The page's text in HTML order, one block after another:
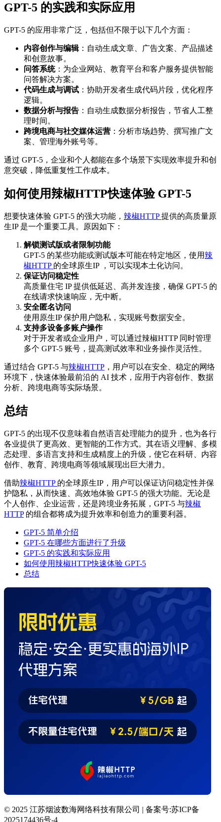
GPT-5 的实践和实际应用
GPT-5 的应用非常广泛，包括但不限于以下几个方面：
内容创作与编辑：自动生成文章、广告文案、产品描述
和创意故事。
问答系统：为企业网站、教育平台和客户服务提供智能
问答解决方案。
代码生成与调试 ：协助开发者生成代码片段，优化程序
逻辑。
数据分析与报告 ：自动生成数据分析报告，节省人工整
理时间。
跨境电商与社交媒体运营 ：分析市场趋势、撰写推广文
案、管理海外账号等。
通过 GPT-5，企业和个人都能在多个场景下实现效率提升和创
意突破，降低重复性工作成本。
如何使用辣椒HTTP快速体验 GPT-5
想要快速体验 GPT-5 的强大功能， 辣椒HTTP提供的高质量原
生IP 是一个重要工具。原因如下：
解锁测试版或者限制功能
GPT-5 的某些功能或测试版本可能在特定地区，使用辣
椒HTTP 的全球原生IP ，可以实现本土化访问。
保证访问稳定性
高质量住宅 IP 提供低延迟、高并发连接，确保 GPT-5 的
在线请求快速响应，无中断。
安全匿名访问
使用原生IP 保护用户隐私，实现账号数据安全。
支持多设备多账户操作
对于开发者或企业用户，可以通过辣椒HTTP 同时管理
多个 GPT-5 账号，提高测试效率和业务操作灵活性。
通过结合 GPT-5 与辣椒HTTP ，用户可以在安全、稳定的网络
环境下，快速体验最前沿的 AI 技术，应用于内容创作、数据
分析、跨境电商等实际场景。
总结
GPT-5 的出现不仅意味着自然语言处理能力的提升，也为各行
各业提供了更高效、更智能的工作方式。其在语义理解、多模
态处理、多语言支持和生成精度上的升级，使它在科研、内容
创作、教育、跨境电商等领域展现出巨大潜力。
借助辣椒HTTP 的全球原生IP，用户可以保证访问稳定性并保
护隐私，从而快速、高效地体验 GPT-5 的强大功能。无论是
个人创作、企业运营，还是跨境业务拓展，GPT-5 与辣椒
HTTP的组合都将成为提升效率和创造力的重要利器。
GPT-5 简单介绍
GPT-5 在哪些方面进行了升级
GPT-5 的实践和实际应用
如何使用辣椒HTTP快速体验 GPT-5
总结
© 2025 江苏烟波数海网络科技有限公司 | 备案号:苏ICP备
2025174436号-4